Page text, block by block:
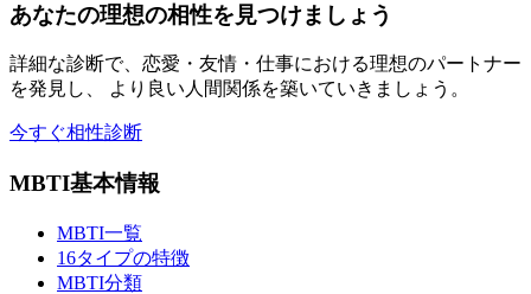
あなたの理想の相性を見つけましょう
詳細な診断で、恋愛・友情・仕事における理想のパートナー
を発見し、 より良い人間関係を築いていきましょう。
今すぐ相性診断
MBTI基本情報
MBTI一覧
16タイプの特徴
MBTI分類